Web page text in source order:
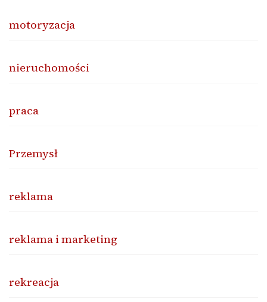
motoryzacja
nieruchomości
praca
Przemysł
reklama
reklama i marketing
rekreacja